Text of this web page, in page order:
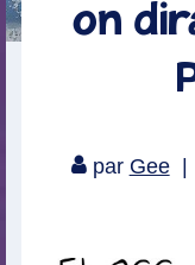
on
par Gee